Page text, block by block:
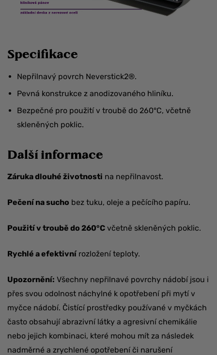
Specifikace
Nepřilnavý povrch Neverstick2®.
Pevná konstrukce z anodizovaného hliníku.
Bezpečné pro použití v troubě do 260°C, včetně
skleněných poklic.
Další informace
Záruka dlouhé životnosti na nepřilnavost.
Pečení na sucho bez tuku, oleje a pečícího papíru.
Použití v troubě do 260°C včetně skleněných poklic.
Rychlé a efektivnírozložení teploty.
Upozornění: Všechny nepřilnavé povrchy nádobí jsou i
přes svou odolnost náchylné k opotřebení při mytí v
myčce nádobí. Čistící prostředky používané v myčkách
často obsahují abrazivní látky a agresivní chemikálie
nebo jejich kombinaci, které mohou mít za následek
nadměrné a zrychlené opotřebení či narušení